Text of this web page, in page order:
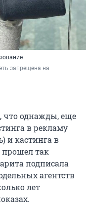
запрещена на
что однажды, еще
в рекламу
и кастинга в
прошел так
подписала
агентств
лет